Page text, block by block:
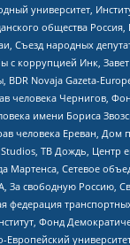
университет,
общества
Съезд народных
коррупцией Инк, Завет
Novaja Gazeta-
человека Чернигов,
имени Бориса
человека Ереван, Дом
Studios, ТВ Дождь, Центр
Мартенса, Сетевое
За свободную Россию,
федерация
Фонд
Европейский